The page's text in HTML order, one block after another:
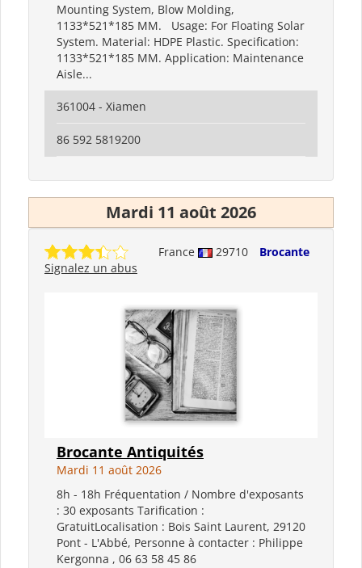
Mounting System, Blow Molding,
1133*521*185 MM. Usage: For Floating Solar
System. Material: HDPE Plastic. Specification:
1133*521*185 MM. Application: Maintenance
Aisle...
361004 - Xiamen
86 592 5819200
Mardi 11 août 2026
France 29710
Brocante
Signalez un abus
Brocante Antiquités
Mardi 11 août 2026
8h - 18h Fréquentation / Nombre d'exposants
: 30 exposants Tarification :
GratuitLocalisation : Bois Saint Laurent, 29120
Pont - L'Abbé, Personne à contacter : Philippe
Kergonna , 06 63 58 45 86